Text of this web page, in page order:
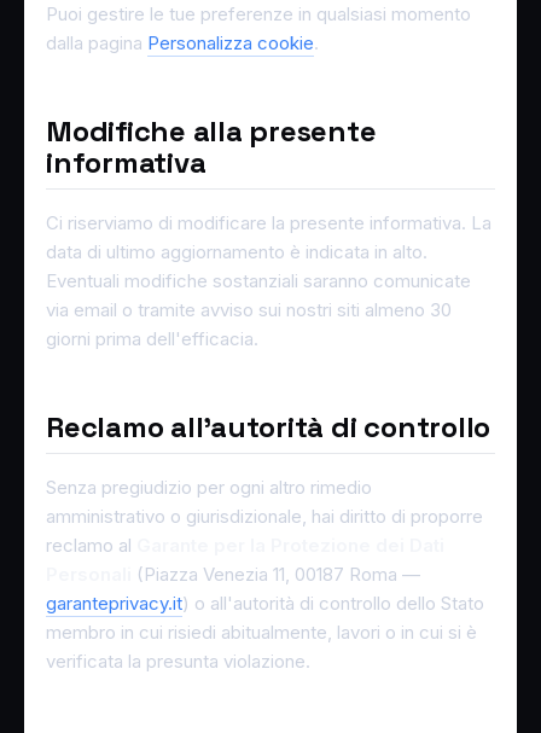
Puoi gestire le tue preferenze in qualsiasi momento
dalla pagina Personalizza cookie.
Modifiche alla presente
informativa
Ci riserviamo di modificare la presente informativa. La
data di ultimo aggiornamento è indicata in alto.
Eventuali modifiche sostanziali saranno comunicate
via email o tramite avviso sui nostri siti almeno 30
giorni prima dell'efficacia.
Reclamo all'autorità di controllo
Senza pregiudizio per ogni altro rimedio
amministrativo o giurisdizionale, hai diritto di proporre
reclamo al
(Piazza Venezia 11, 00187 Roma —
garanteprivacy.it) o all'autorità di controllo dello Stato
membro in cui risiedi abitualmente, lavori o in cui si è
verificata la presunta violazione.